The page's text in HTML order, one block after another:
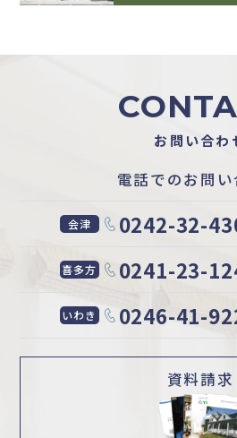
お問い合わ
電話でのお問い
会津 0242-32-
喜多方 0241-23-
いわき 0246-41-
資料請求